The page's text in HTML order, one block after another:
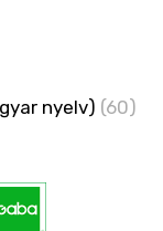
nyelv) (60)